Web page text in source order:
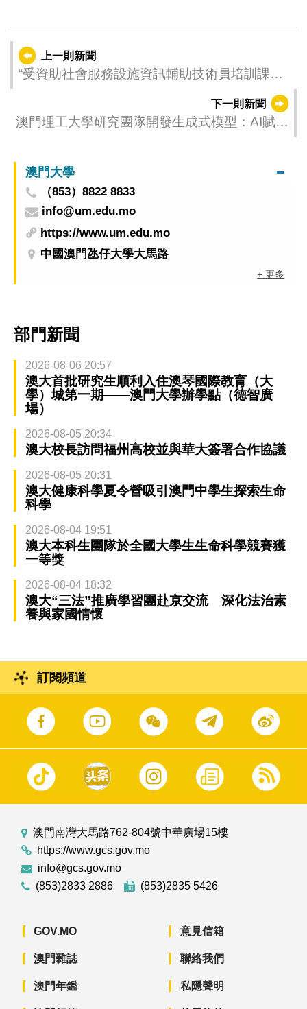
上一則新聞
“受資助社會服務設施資訊輔助技術員培訓課程”
下一則新聞
澳門理工大學研究團隊開發生成式模型：AI賦能
澳門大學
（853）8822 8833
info@um.edu.mo
https://www.um.edu.mo
中國澳門氹仔大學大馬路
+ 更多
部門新聞
2026-08-06 20:57
澳大首批研究生順利入住澳琴國際教育（大
學）城第一期——澳門大學辦學點（德智廣
場）
2026-08-05 20:34
澳大校長訪問福州高校並與華大簽署合作協議
2026-08-05 20:31
澳大健康科學夏令營吸引澳門中學生探索生命
科學
2026-08-04 19:51
澳大本科生團隊於全國大學生生命科學競賽獲
一等獎
2026-08-04 18:32
澳大“三法”推廣學習團赴京交流 深化法治素
養與家國情懷
訂閱頻道
澳門南灣大馬路762-804號中華廣場15樓
https://www.gcs.gov.mo
info@gcs.gov.mo
(853)2833 2886
(853)2835 5426
GOV.MO
澳門雜誌
澳門年鑑
意見信箱
聯絡我們
私隱聲明